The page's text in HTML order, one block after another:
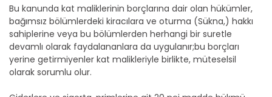
Bu kanunda kat maliklerinin borçlarına dair olan hükümler,
bağımsız bölümlerdeki kiracılara ve oturma (Sükna,) hakkı
sahiplerine veya bu bölümlerden herhangi bir suretle
devamlı olarak faydalananlara da uygulanır;bu borçları
yerine getirmiyenler kat malikleriyle birlikte, müteselsil
olarak sorumlu olur.